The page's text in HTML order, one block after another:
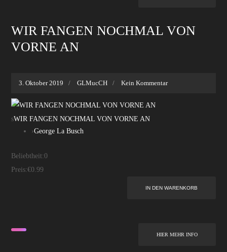
WIR FANGEN NOCHMAL VON
VORNE AN
3. Oktober 2019 GLMucCH Kein Kommentar
sWIR FANGEN NOCHMAL VON VORNE AN
›George La Busch
Beliebtheit:0
Preis:€0.99
HIER MEHR INFO